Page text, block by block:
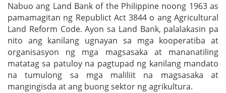
Nabuo ang Land Bank of the Philippine noong 1963 as
pamamagitan ng Republict Act 3844 o ang Agricultural
Land Reform Code. Ayon sa Land Bank, palalakasin pa
nito ang kanilang ugnayan sa mga kooperatiba at
organisasyon ng mga magsasaka at mananatiling
matatag sa patuloy na pagtupad ng kanilang mandato
na tumulong sa mga maliliit na magsasaka at
mangingisda at ang buong sektor ng agrikultura.